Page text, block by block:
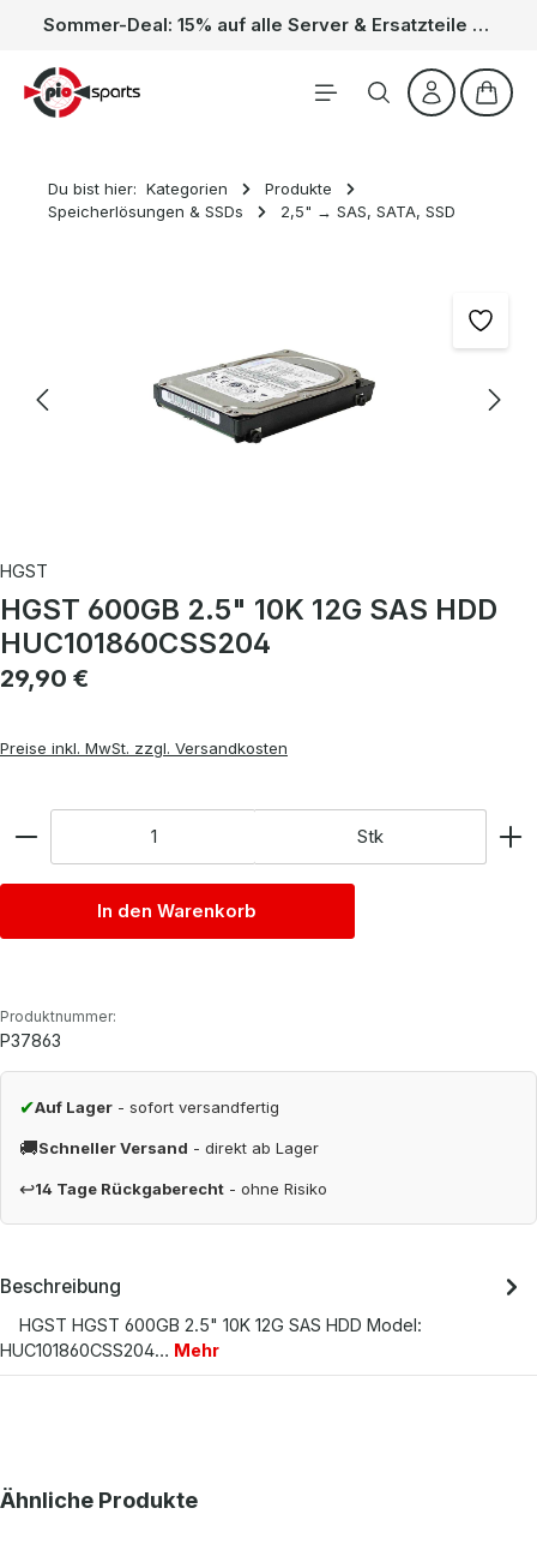
Zum Hauptinhalt springen Sommer-Deal: 15% auf alle Server & Ersatzteile – Kein Code nötig, der Rabatt wird automatisch im Warenkorb abgezogen. Gültig vom 01.06. bis 31.08.
Du bist hier: Kategorien
Produkte
Speicherlösungen & SSDs
2,5" → SAS, SATA, SSD
HGST
HGST 600GB 2.5" 10K 12G SAS HDD
HUC101860CSS204
Regulärer Preis:
29,90 €
Preise inkl. MwSt. zzgl. Versandkosten
Stk
In den Warenkorb
Produktnummer:
P37863
✔Auf Lager - sofort versandfertig
🚚Schneller Versand - direkt ab Lager
↩14 Tage Rückgaberecht - ohne Risiko
Beschreibung
HGST HGST 600GB 2.5" 10K 12G SAS HDD Model:
HUC101860CSS204… Mehr
Produktgalerie überspringen
Ähnliche Produkte